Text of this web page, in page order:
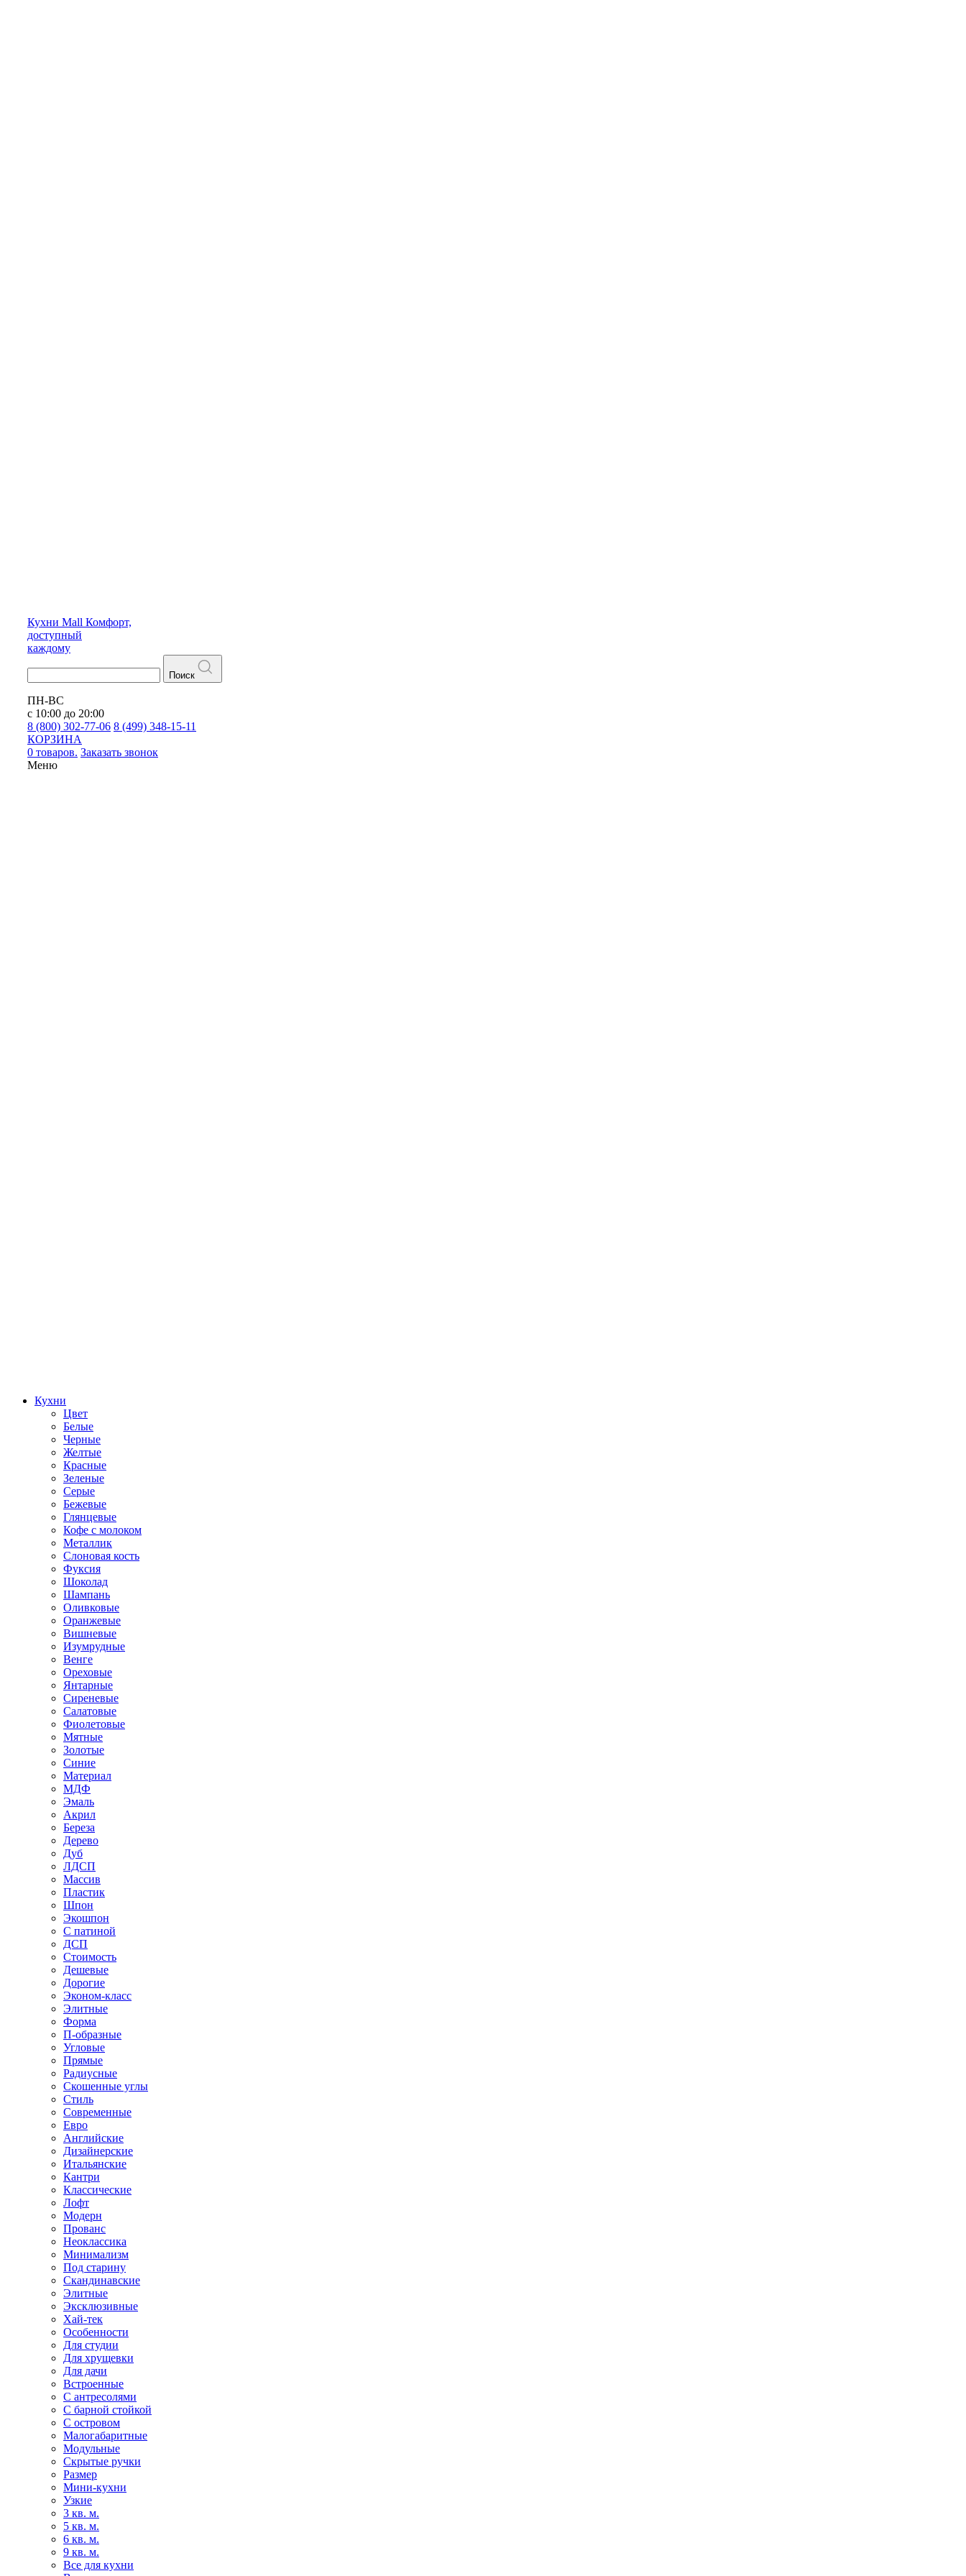
Кухни Mall Комфорт,
доступный
каждому
Поиск
ПН-ВС
с 10:00 до 20:00
8 (800) 302-77-06 8 (499) 348-15-11
КОРЗИНА
0 товаров. Заказать звонок
Меню
Кухни
Цвет
Белые
Черные
Желтые
Красные
Зеленые
Серые
Бежевые
Глянцевые
Кофе с молоком
Металлик
Слоновая кость
Фуксия
Шоколад
Шампань
Оливковые
Оранжевые
Вишневые
Изумрудные
Венге
Ореховые
Янтарные
Сиреневые
Салатовые
Фиолетовые
Мятные
Золотые
Синие
Материал
МДФ
Эмаль
Акрил
Береза
Дерево
Дуб
ЛДСП
Массив
Пластик
Шпон
Экошпон
С патиной
ДСП
Стоимость
Дешевые
Дорогие
Эконом-класс
Элитные
Форма
П-образные
Угловые
Прямые
Радиусные
Скошенные углы
Стиль
Современные
Евро
Английские
Дизайнерские
Итальянские
Кантри
Классические
Лофт
Модерн
Прованс
Неоклассика
Минимализм
Под старину
Скандинавские
Элитные
Эксклюзивные
Хай-тек
Особенности
Для студии
Для хрущевки
Для дачи
Встроенные
С антресолями
С барной стойкой
С островом
Малогабаритные
Модульные
Скрытые ручки
Размер
Мини-кухни
Узкие
3 кв. м.
5 кв. м.
6 кв. м.
9 кв. м.
Все для кухни